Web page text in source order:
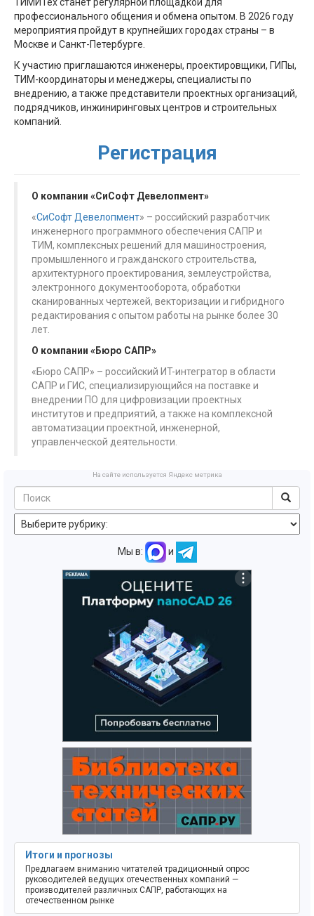
профессионального общения и обмена опытом. В 2026 году
мероприятия пройдут в крупнейших городах страны – в
Москве и Санкт-Петербурге.
К участию приглашаются инженеры, проектировщики, ГИПы,
ТИМ-координаторы и менеджеры, специалисты по
внедрению, а также представители проектных организаций,
подрядчиков, инжиниринговых центров и строительных
компаний.
Регистрация
О компании «СиСофт Девелопмент»
«СиСофт Девелопмент» – российский разработчик
инженерного программного обеспечения САПР и
ТИМ, комплексных решений для машиностроения,
промышленного и гражданского строительства,
архитектурного проектирования, землеустройства,
электронного документооборота, обработки
сканированных чертежей, векторизации и гибридного
редактирования с опытом работы на рынке более 30
лет.
О компании «Бюро САПР»
«Бюро САПР» – российский ИT-интегратор в области
САПР и ГИС, специализирующийся на поставке и
внедрении ПО для цифровизации проектных
институтов и предприятий, а также на комплексной
автоматизации проектной, инженерной,
управленческой деятельности.
На сайте используется Яндекс метрика
Мы в: и
Итоги и прогнозы
Предлагаем вниманию читателей традиционный опрос
руководителей ведущих отечественных компаний —
производителей различных САПР, работающих на
отечественном рынке